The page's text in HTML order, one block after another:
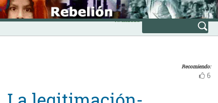
Skip
to
content
INICIO
Avanzada
Recomiendo:
6